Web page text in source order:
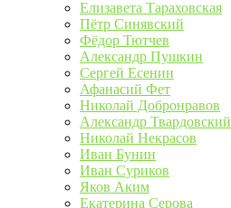
Елизавета Тараховская
Пётр Синявский
Фёдор Тютчев
Александр Пушкин
Сергей Есенин
Афанасий Фет
Николай Добронравов
Александр Твардовский
Николай Некрасов
Иван Бунин
Иван Суриков
Яков Аким
Екатерина Серова